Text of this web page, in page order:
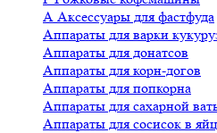
А Аксессуары для фастфуда
Аппараты для варки
Аппараты для донатсов
Аппараты для корн-догов
Аппараты для попкорна
Аппараты для сахарной
Аппараты для сосисок в